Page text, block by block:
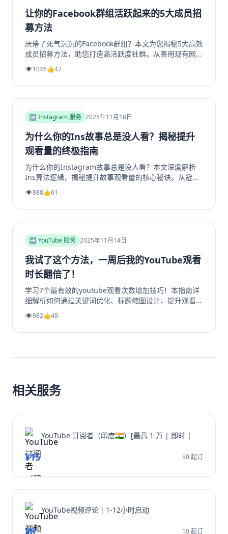
让你的Facebook群组活跃起来的5大成员招
募方法
厌倦了死气沉沉的Facebook群组？本文为您揭秘5大高效
成员招募方法，助您打造高活跃度社群。从善用现有网
络、优化群组资料，到利用Facebook生态系统内部引
流、创造高价值内容，再到策划专属活动，我们提供一步
步的实操指南。学习如何将精准用户转化为活跃成员，彻
Facebook群组重现生机与活力。立即阅读，开启您的社
群繁荣之路！
👁️1046👍47
➡️ Instagram 服务 2025年11月18日
为什么你的Ins故事总是没人看？揭秘提升
观看量的终极指南
为什么你的Instagram故事总是没人看？本文深度解析
Ins算法逻辑，揭秘提升故事观看量的核心秘诀。从避免
内容陷阱、善用投票问答等互动工具，到优化发布时机、
利用精选故事功能，我们提供一套完整的实战指南。学习
如何创作吸引眼球的开场、提供娱乐或教育价值，并有效
得更多Instagram帖子点赞，这篇超过2000字的终极指
南都将为你指明方向，让你的Ins故事从无人问津变为流
量磁石。
👁️888👍61
➡️ YouTube 服务 2025年11月14日
我试了这个方法，一周后我的YouTube观看
时长翻倍了！
学习7个最有效的youtube观看次数增加技巧！本指南详
细解析如何通过关键词优化、标题缩图设计、提升观看时
长、利用Shorts引流及社群运营等策略，系统性地提升
你的YouTube视频播放量、YouTube订阅和YouTube观
看时长。无论新手或老手，都能通过这些实战方法让频道
👁️982👍49
相关服务
YouTube 订阅者（印度🇮🇳）[最高 1 万 | 即时 |
¥15 50 起订
YouTube视频评论｜1-12小时启动
¥8 10 起订